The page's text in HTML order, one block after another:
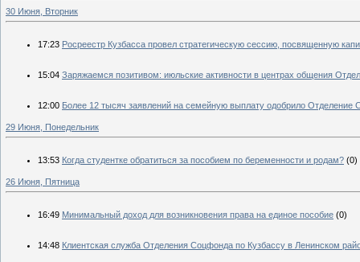
30 Июня, Вторник
17:23 Росреестр Кузбасса провел стратегическую сессию, посвященную
15:04 Заряжаемся позитивом: июльские активности в центрах общения
12:00 Более 12 тысяч заявлений на семейную выплату одобрило Отделение
29 Июня, Понедельник
13:53 Когда студентке обратиться за пособием по беременности и родам? (0)
26 Июня, Пятница
16:49 Минимальный доход для возникновения права на единое пособие (0)
14:48 Клиентская служба Отделения Соцфонда по Кузбассу в Ленинском